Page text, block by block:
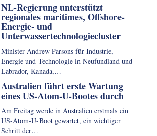
NL-Regierung unterstützt
regionales maritimes, Offshore-
Energie- und
Unterwassertechnologiecluster
Minister Andrew Parsons für Industrie,
Energie und Technologie in Neufundland und
Labrador, Kanada,…
Australien führt erste Wartung
eines US-Atom-U-Bootes durch
Am Freitag werde in Australien erstmals ein
US-Atom-U-Boot gewartet, ein wichtiger
Schritt der…